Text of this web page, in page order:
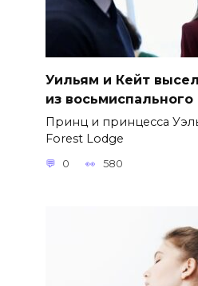
Уильям и Кейт
из восьмиспального
Принц и принцесса
Forest Lodge
0 580